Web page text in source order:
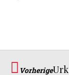
Vorherige